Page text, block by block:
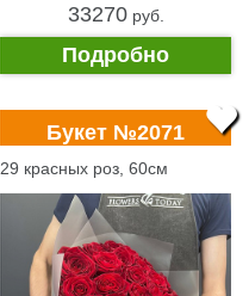
33270pуб.
Подробно
Букет №2071
29 красных роз, 60см